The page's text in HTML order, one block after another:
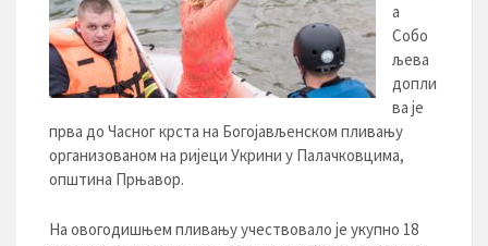
а
Собо
љева
допли
ва је
прва до Часног крста на Богојављенском пливању
организованом на ријеци Укрини у Палачковцима,
општина Прњавор.
На овогодишњем пливању учествовало је укупно 18